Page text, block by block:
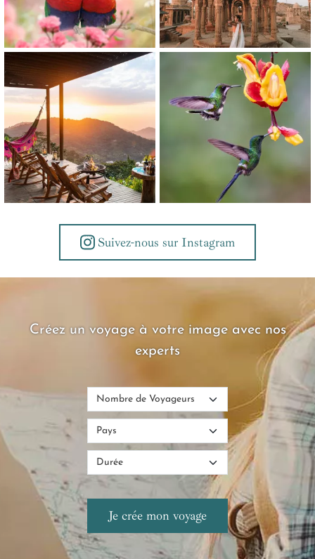
Suivez-nous sur Instagram
Créez un voyage à votre image avec nos
experts